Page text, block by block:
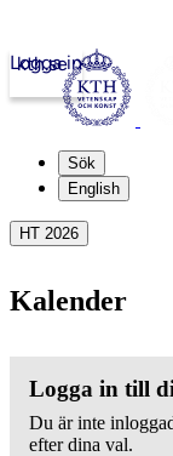
kth.se
Logga in
Sök
English
HT 2026
Kalender
Logga in till
Du är inte
efter dina val.